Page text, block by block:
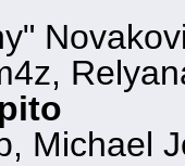
Michael